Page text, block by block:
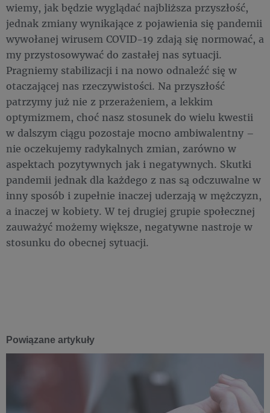
wiemy, jak będzie wyglądać najbliższa przyszłość,
jednak zmiany wynikające z pojawienia się pandemii
wywołanej wirusem COVID-19 zdają się normować, a
my przystosowywać do zastałej nas sytuacji.
Pragniemy stabilizacji i na nowo odnaleźć się w
otaczającej nas rzeczywistości. Na przyszłość
patrzymy już nie z przerażeniem, a lekkim
optymizmem, choć nasz stosunek do wielu kwestii
w dalszym ciągu pozostaje mocno ambiwalentny –
nie oczekujemy radykalnych zmian, zarówno w
aspektach pozytywnych jak i negatywnych. Skutki
pandemii jednak dla każdego z nas są odczuwalne w
inny sposób i zupełnie inaczej uderzają w mężczyzn,
a inaczej w kobiety. W tej drugiej grupie społecznej
zauważyć możemy większe, negatywne nastroje w
stosunku do obecnej sytuacji.
Powiązane artykuły